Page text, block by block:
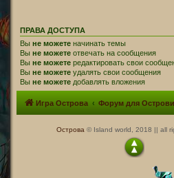
ПРАВА ДОСТУПА
Вы не можете начинать темы
Вы не можете отвечать на сообщения
Вы не можете редактировать свои
Вы не можете удалять свои сообщения
Вы не можете добавлять вложения
Игра Острова Форум для
Острова © Island world, 2018 || all